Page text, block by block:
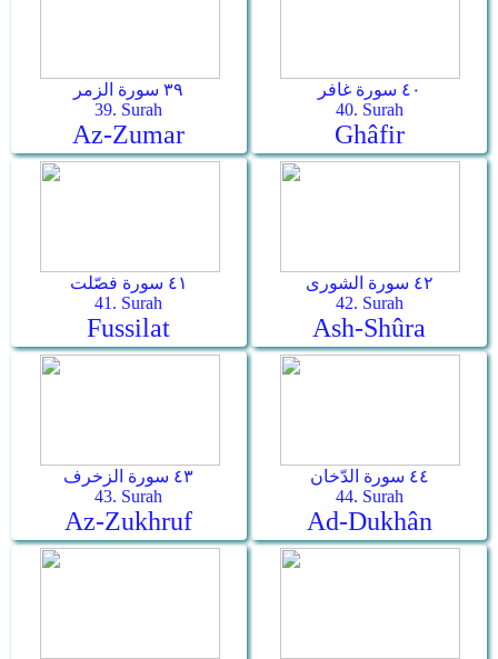
٣٩ سورة الزمر
39. Surah
Az-Zumar
٤٠ سورة غافر
40. Surah
Ghâfir
٤١ سورة فصّلت
41. Surah
Fussilat
٤٢ سورة الشورى
42. Surah
Ash-Shûra
٤٣ سورة الزخرف
43. Surah
Az-Zukhruf
٤٤ سورة الدّخان
44. Surah
Ad-Dukhân